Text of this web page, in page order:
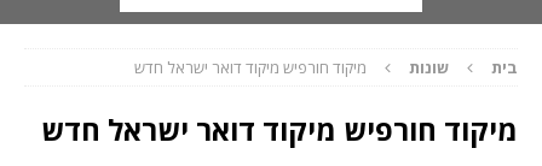
בית שונות מיקוד חורפיש מיקוד דואר ישראל חדש
מיקוד חורפיש מיקוד דואר ישראל חדש